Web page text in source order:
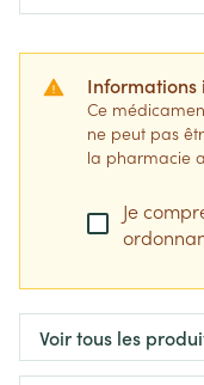
Ce
ne peut pas
la pharmacie
Je
Voir tous les